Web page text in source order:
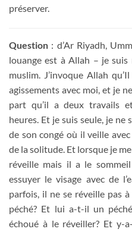
préserver.
Question : d’Ar Riyadh,
louange est à Allah – je
muslim. J’invoque Allah
agissements avec moi, et je
part qu’il a deux travails
heures. Et je suis seule, je
de son congé où il veille
de la solitude. Et lorsque je
réveille mais il a le
essuyer le visage avec de
parfois, il ne se réveille pas
péché? Et lui a-t-il un
échoué à le réveiller? Et y-